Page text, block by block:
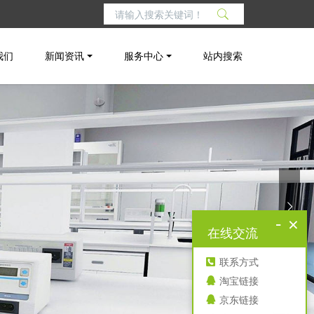
们 新闻资讯 服务中心 站内搜索
×
-
在线交流
联系方式
淘宝链接
京东链接